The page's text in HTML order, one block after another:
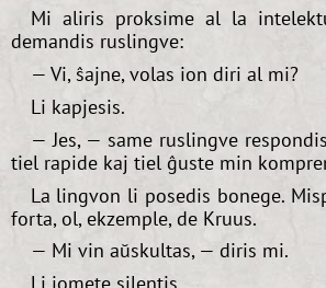
Mi aliris proksime al la
demandis ruslingve:
— Vi, ŝajne, volas ion diri al mi?
Li kapjesis.
— Jes, — same ruslingve
tiel rapide kaj tiel ĝuste min
La lingvon li posedis bonege.
forta, ol, ekzemple, de Kruus.
— Mi vin aŭskultas, — diris mi.